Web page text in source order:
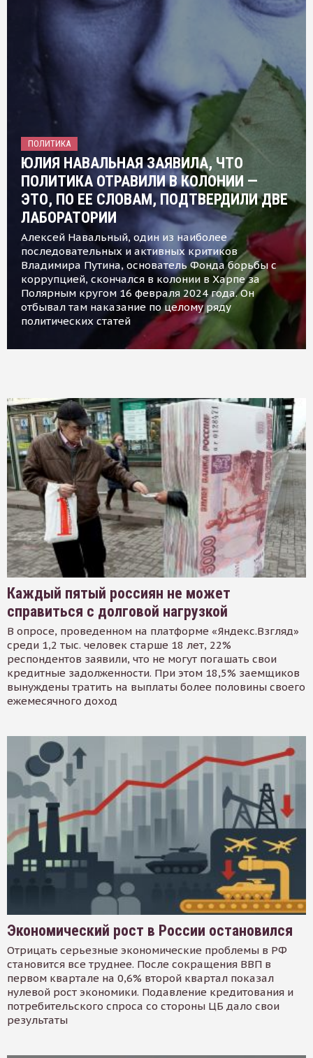
ПОЛИТИКА
ЮЛИЯ НАВАЛЬНАЯ ЗАЯВИЛА, ЧТО
ПОЛИТИКА ОТРАВИЛИ В КОЛОНИИ —
ЭТО, ПО ЕЕ СЛОВАМ, ПОДТВЕРДИЛИ ДВЕ
ЛАБОРАТОРИИ
Алексей Навальный, один из наиболее
последовательных и активных критиков
Владимира Путина, основатель Фонда борьбы с
коррупцией, скончался в колонии в Харпе за
Полярным кругом 16 февраля 2024 года. Он
отбывал там наказание по целому ряду
политических статей
Каждый пятый россиян не может
справиться с долговой нагрузкой
В опросе, проведенном на платформе «Яндекс.Взгляд»
среди 1,2 тыс. человек старше 18 лет, 22%
респондентов заявили, что не могут погашать свои
кредитные задолженности. При этом 18,5% заемщиков
вынуждены тратить на выплаты более половины своего
ежемесячного доход
Экономический рост в России остановился
Отрицать серьезные экономические проблемы в РФ
становится все труднее. После сокращения ВВП в
первом квартале на 0,6% второй квартал показал
нулевой рост экономики. Подавление кредитования и
потребительского спроса со стороны ЦБ дало свои
результаты